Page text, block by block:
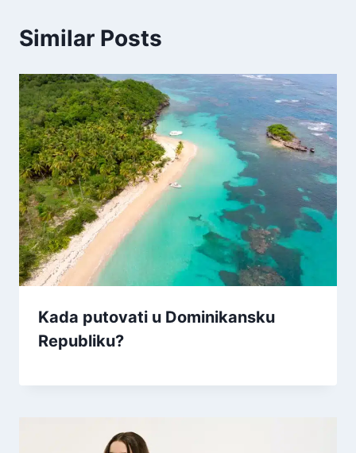
Similar Posts
Kada putovati u Dominikansku
Republiku?